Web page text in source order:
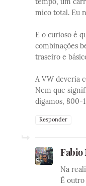
mico total. Eu
E o curioso é
combinações
traseiro e
A VW deveria
Nem que
digamos, 800-
Responder
Fabio
Na
É